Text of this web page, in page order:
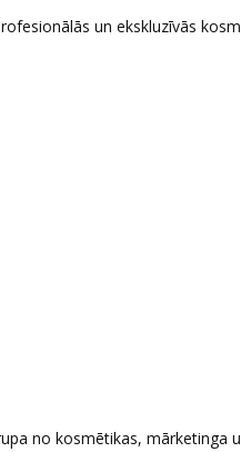
un ekskluzīvās
no kosmētikas, mārketinga